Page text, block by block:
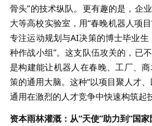
骨头”的技术纵队。更有趣的是，企
大等高校实验室，用“春晚机器人项
专注运动规划与AI决策的博士毕业
种作战小组”。这支队伍攻关的，已
是构建能让机器人在春晚、工厂、
策的通用大脑。这种“以项目聚人才
通用在激烈的人才竞争中快速构筑起
资本雨林灌溉：从“天使”助力到“国家